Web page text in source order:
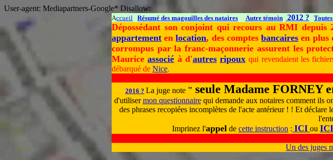
User-agent: Mediapartners-Google* Disallow:
Accueil Résumé des magouilles des nataires Autre témoin 2012 ?
Dépossédant son conjoint qui recours au RMI
appartement enlocation, des comptesbancaires en plus
corrompus par la franc-maçonnerie assurent les
Mauriceassocié à d'autres ripoux qui revendaient les
débarqué de Nice.
2016 ? La juge note " seule Madame FORNEY
d'utilisermon questionnairequi demande aux notaires comment ils
des phrases recopiées incomplètes de l'acte antérieur ! ! Et
Imprinez l'appel de cette instruction : ICI ou ICI
Un des juges